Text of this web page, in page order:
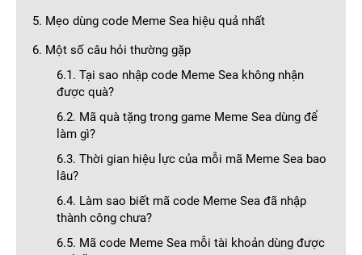
5. Mẹo dùng code Meme Sea hiệu quả nhất
6. Một số câu hỏi thường gặp
6.1. Tại sao nhập code Meme Sea không nhận
được quà?
6.2. Mã quà tặng trong game Meme Sea dùng để
làm gì?
6.3. Thời gian hiệu lực của mỗi mã Meme Sea bao
lâu?
6.4. Làm sao biết mã code Meme Sea đã nhập
thành công chưa?
6.5. Mã code Meme Sea mỗi tài khoản dùng được